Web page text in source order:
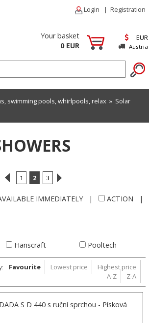
Login | Registration
Your basket
0 EUR
EUR
Austria
swimming pools, whirlpools, relax » Solar
1 2 3
IMMEDIATELY| ACTION |
Hanscraft Pooltech
Favourite Lowest price
Highest price
A-Z
Z-A
S D 440 s ruční sprchou - Písková